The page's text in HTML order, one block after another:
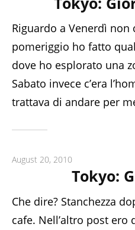
Riguardo a Venerdì non
pomeriggio ho fatto
dove ho esplorato una
Sabato invece c’era
trattava di andare per
August 20, 2010
Tokyo:
Che dire? Stanchezza
cafe. Nell’altro post